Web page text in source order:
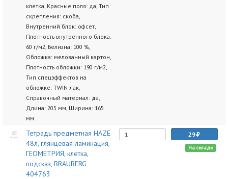
клетка, Красные поля: да, Тип
скрепления: скоба,
Внутренний блок: офсет,
Плотность внутренного блока:
60 г/м2, Белизна: 100 %,
Обложка: мелованный картон,
Плотность обложки: 190 г/м2,
Тип спецэффектов на
обложке: TWIN-лак,
Справочный материал: да,
Длина: 205 мм, Ширина: 165
мм
Тетрадь предметная HAZE
48л, глянцевая ламинация,
ГЕОМЕТРИЯ, клетка,
подсказ, BRAUBERG
404763
29
На складе